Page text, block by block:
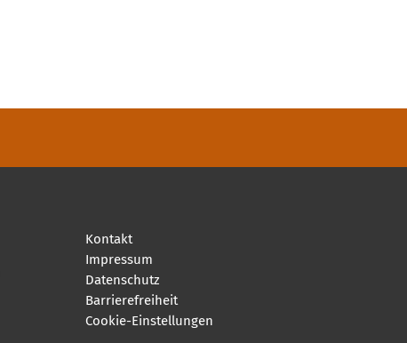
Kontakt
Impressum
Datenschutz
Barrierefreiheit
Cookie-Einstellungen